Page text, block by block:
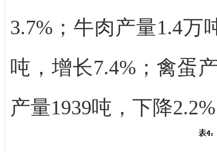
3.7%；牛肉产量1.4万
吨，增长7.4%；禽蛋
产量1939吨，下降